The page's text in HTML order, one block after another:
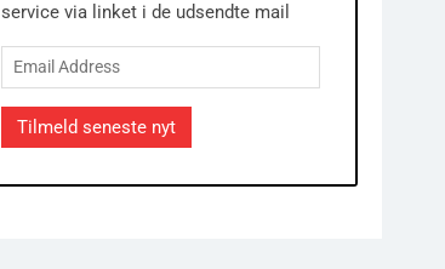
service via linket i de udsendte mail
Email
Address
Tilmeld seneste nyt